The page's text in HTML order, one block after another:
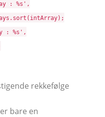
: %s',
: %s',
bare en